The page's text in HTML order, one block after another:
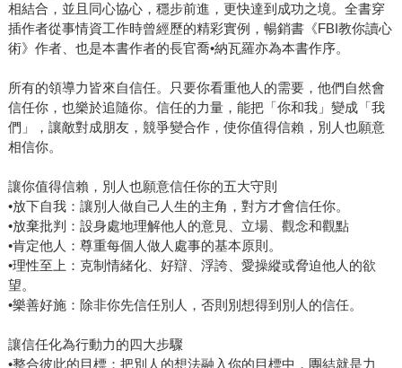
相結合，並且同心協心，穩步前進，更快達到成功之境。全書穿
插作者從事情資工作時曾經歷的精彩實例，暢銷書《FBI教你讀心
術》作者、也是本書作者的長官喬•納瓦羅亦為本書作序。
所有的領導力皆來自信任。只要你看重他人的需要，他們自然會
信任你，也樂於追隨你。信任的力量，能把「你和我」變成「我
們」，讓敵對成朋友，競爭變合作，使你值得信賴，別人也願意
相信你。
讓你值得信賴，別人也願意信任你的五大守則
•放下自我：讓別人做自己人生的主角，對方才會信任你。
•放棄批判：設身處地理解他人的意見、立場、觀念和觀點
•肯定他人：尊重每個人做人處事的基本原則。
•理性至上：克制情緒化、好辯、浮誇、愛操縱或脅迫他人的欲
望。
•樂善好施：除非你先信任別人，否則別想得到別人的信任。
讓信任化為行動力的四大步驟
•整合彼此的目標：把別人的想法融入你的目標中，團結就是力